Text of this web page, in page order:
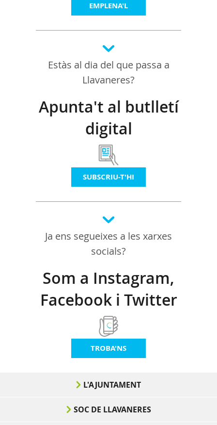
EMPLENA'L
Estàs al dia del que passa a
Llavaneres?
Apunta't al butlletí
digital
SUBSCRIU-T'HI
Ja ens segueixes a les xarxes
socials?
Som a Instagram,
Facebook i Twitter
TROBA'NS
L'AJUNTAMENT
SOC DE LLAVANERES